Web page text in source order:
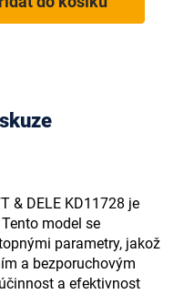
& DELE KD11728 je
model se
parametry, jakož
a bezporuchovým
a efektivnost